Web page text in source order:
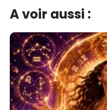
A voir aussi :